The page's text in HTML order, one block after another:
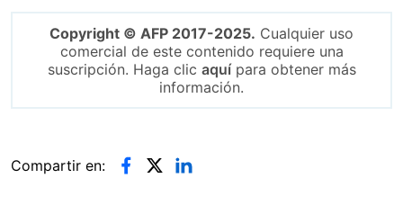
Copyright © AFP 2017-2025. Cualquier uso
comercial de este contenido requiere una
suscripción. Haga clic aquípara obtener más
información.
Compartir en: